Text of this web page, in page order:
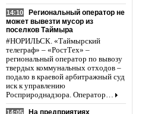
14:10
Региональный оператор не
может вывезти мусор из
поселков Таймыра
#НОРИЛЬСК. «Таймырский
телеграф» – «РостТех» –
региональный оператор по вывозу
твердых коммунальных отходов –
подало в краевой арбитражный суд
иск к управлению
Росприроднадзора. Оператор…
14:05
На предприятиях